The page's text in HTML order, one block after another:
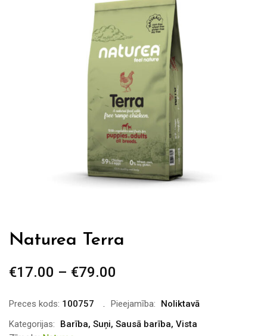
Naturea Terra
€17.00 – €79.00
€17.00
through
Preces kods: 100757 Pieejamība:
Noliktavā
Kategorijas:
Barība, Suņi, Sausā barība, Vista